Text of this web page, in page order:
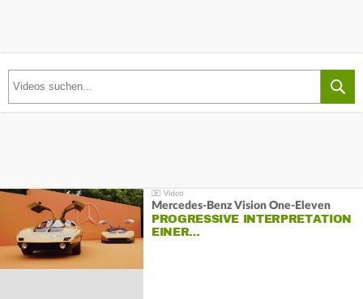
Mercedes-Benz Vision One-Eleven
PROGRESSIVE INTERPRETATION
EINER…